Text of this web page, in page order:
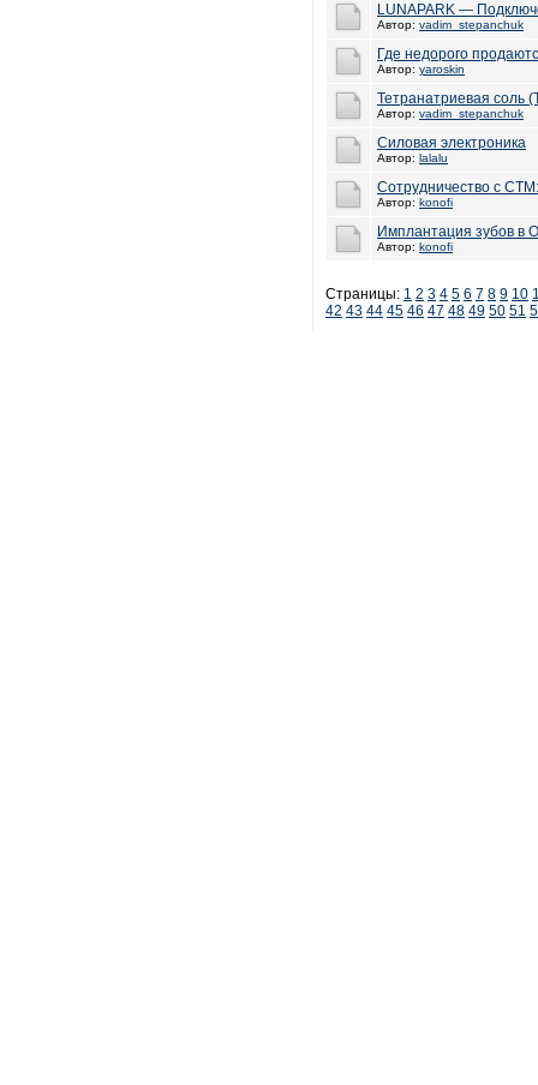
LUNAPARK —
Автор: vadim_stepanchuk
Где недорого
Автор: yaroskin
Тетранатриевая соль
Автор: vadim_stepanchuk
Силовая электроника
Автор: lalalu
Сотрудничество с
Автор: konofi
Имплантация зубов в
Автор: konofi
Страницы: 1 2 3 4 5 6 7 8 9 10
42 43 44 45 46 47 48 49 50 51